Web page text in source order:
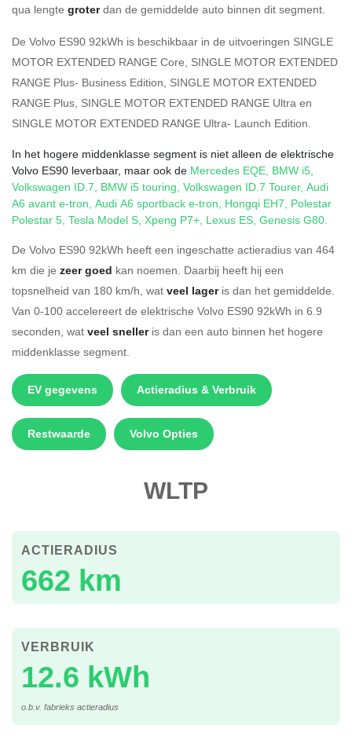
qua lengte groterdan de gemiddelde auto binnen dit segment.
De Volvo ES90 92kWh is beschikbaar in de uitvoeringen SINGLE
MOTOR EXTENDED RANGE Core, SINGLE MOTOR EXTENDED
RANGE Plus- Business Edition, SINGLE MOTOR EXTENDED
RANGE Plus, SINGLE MOTOR EXTENDED RANGE Ultra en
SINGLE MOTOR EXTENDED RANGE Ultra- Launch Edition.
In het hogere middenklasse segment is niet alleen de elektrische
Volvo ES90 leverbaar, maar ook de Mercedes EQE, BMW i5,
Volkswagen ID.7, BMW i5 touring, Volkswagen ID.7 Tourer, Audi
A6 avant e-tron, Audi A6 sportback e-tron, Hongqi EH7, Polestar
Polestar 5, Tesla Model S, Xpeng P7+, Lexus ES, Genesis G80.
De Volvo ES90 92kWh heeft een ingeschatte actieradius van 464
km die je zeer goed kan noemen. Daarbij heeft hij een
topsnelheid van 180 km/h, wat veel lageris dan het gemiddelde.
Van 0-100 accelereert de elektrische Volvo ES90 92kWh in 6.9
seconden, wat veel snelleris dan een auto binnen het hogere
middenklasse segment.
EV gegevens Actieradius & Verbruik
Restwaarde Volvo Opties
WLTP
662 km
ACTIERADIUS
12.6 kWh
VERBRUIK
o.b.v. fabrieks actieradius